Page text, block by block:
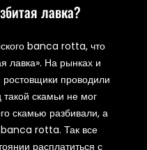
лавка?
banca rotta, что
лавка». На рынках и
проводили
скамьи не мог
скамью разбивали, а
rotta. Так все
расплатиться с